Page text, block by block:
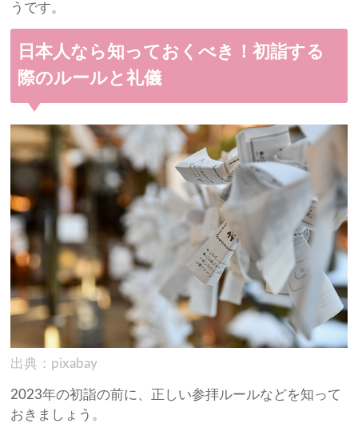
うです。
日本人なら知っておくべき！初詣する
際のルールと礼儀
出典：pixabay
2023年の初詣の前に、正しい参拝ルールなどを知って
おきましょう。